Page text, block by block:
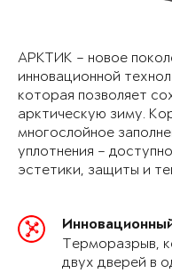
АРКТИК – новое
инновационной
которая позволяет
арктическую зиму.
многослойное
уплотнения –
эстетики, защиты и
Терморазрыв,
двух дверей в